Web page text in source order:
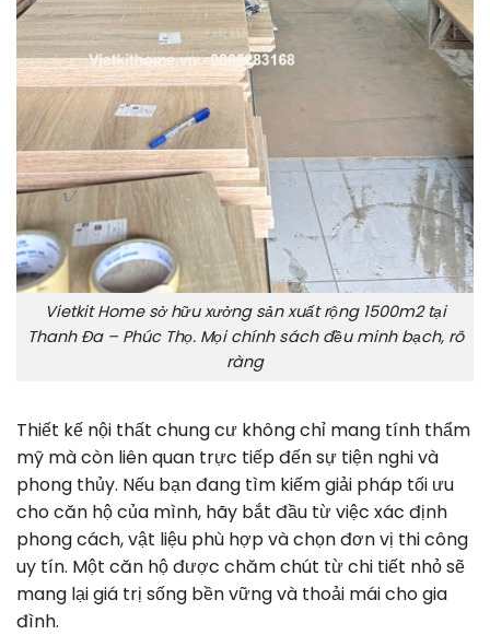
Vietkit Home sở hữu xưởng sản xuất rộng 1500m2 tại
Thanh Đa – Phúc Thọ. Mọi chính sách đều minh bạch, rõ
ràng
Thiết kế nội thất chung cư không chỉ mang tính thẩm
mỹ mà còn liên quan trực tiếp đến sự tiện nghi và
phong thủy. Nếu bạn đang tìm kiếm giải pháp tối ưu
cho căn hộ của mình, hãy bắt đầu từ việc xác định
phong cách, vật liệu phù hợp và chọn đơn vị thi công
uy tín. Một căn hộ được chăm chút từ chi tiết nhỏ sẽ
mang lại giá trị sống bền vững và thoải mái cho gia
đình.